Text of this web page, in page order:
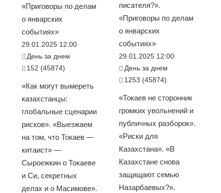
«Приговоры по делам
о январских
событиях»
29.01.2025 12:00
День за днем
152 (45874)
«Как могут вымереть
казахстанцы:
глобальные сценарии
рисков». «Выезжаем
на том, что Токаев —
китаист» —
Сыроежкин о Токаеве
и Си, секретных
делах и о Масимове».
писателя?».
«Приговоры по делам
о январских
событиях»
29.01.2025 12:00
День за днем
1253 (45874)
«Токаев не сторонник
громких увольнений и
публичных разборок».
«Риски для
Казахстана». «В
Казахстане снова
защищают семью
Назарбаевых?».